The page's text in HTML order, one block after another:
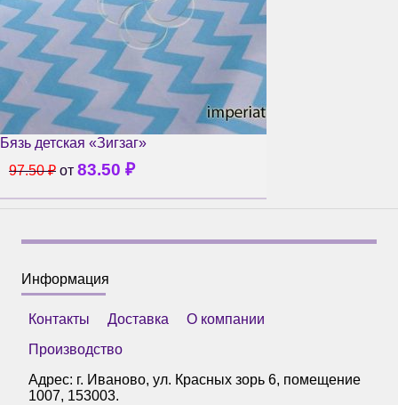
Бязь детская «Зигзаг»
97.50₽ от 83.50 ₽
Информация
Контакты Доставка
О компании
Производство
Адрес: г. Иваново, ул. Красных зорь 6, помещение
1007, 153003.